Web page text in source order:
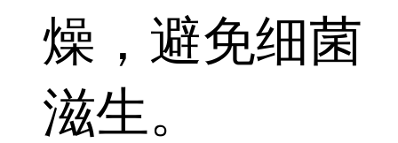
燥，避免细菌
滋生。